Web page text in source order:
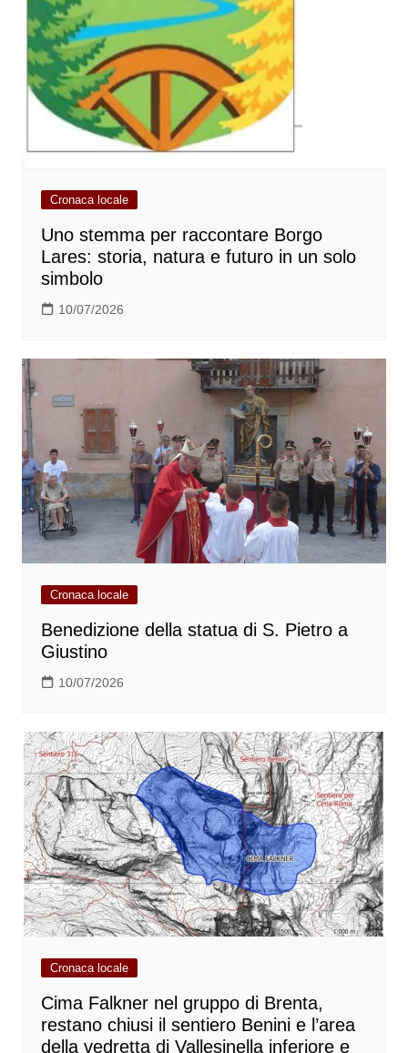
Cronaca locale
Uno stemma per raccontare Borgo
Lares: storia, natura e futuro in un solo
simbolo
10/07/2026
Cronaca locale
Benedizione della statua di S. Pietro a
Giustino
10/07/2026
Cronaca locale
Cima Falkner nel gruppo di Brenta,
restano chiusi il sentiero Benini e l’area
della vedretta di Vallesinella inferiore e